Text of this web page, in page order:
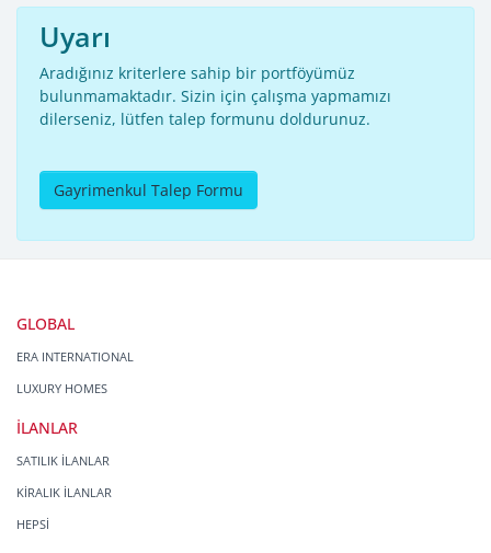
Uyarı
Aradığınız kriterlere sahip bir portföyümüz
bulunmamaktadır. Sizin için çalışma yapmamızı
dilerseniz, lütfen talep formunu doldurunuz.
Gayrimenkul Talep Formu
GLOBAL
ERA INTERNATIONAL
LUXURY HOMES
İLANLAR
SATILIK İLANLAR
KİRALIK İLANLAR
HEPSİ